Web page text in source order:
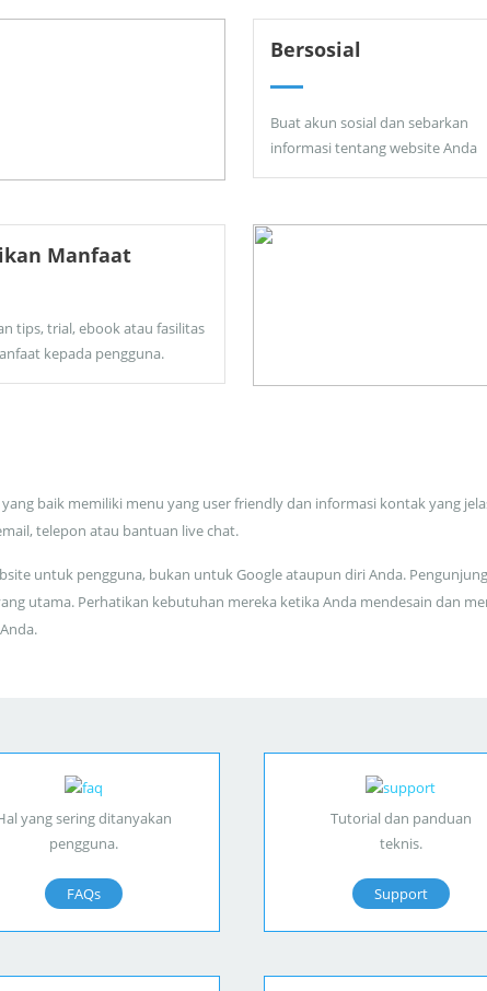
Bersosial
Buat akun sosial dan sebarkan
informasi tentang website Anda
Manfaat
tips, trial, ebook atau fasilitas
kepada pengguna.
baik memiliki menu yang user friendly dan informasi kontak yang
telepon atau bantuan live chat.
untuk pengguna, bukan untuk Google ataupun diri Anda.
utama. Perhatikan kebutuhan mereka ketika Anda mendesain dan
yang sering ditanyakan
pengguna.
FAQs
Tutorial dan panduan
teknis.
Support